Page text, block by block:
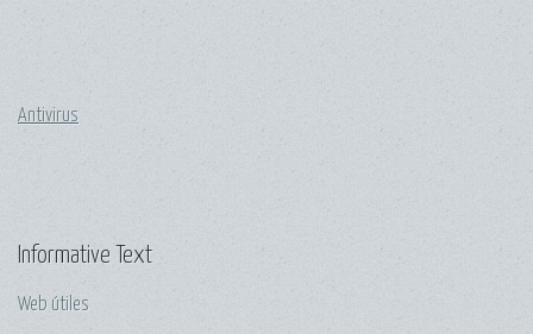
Antivirus
Informative Text
Web útiles